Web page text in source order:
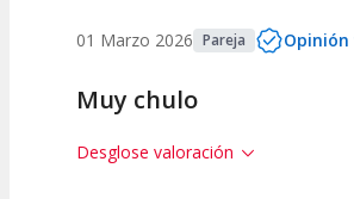
01 Marzo 2026 Pareja Opinión
Muy chulo
Desglose valoración